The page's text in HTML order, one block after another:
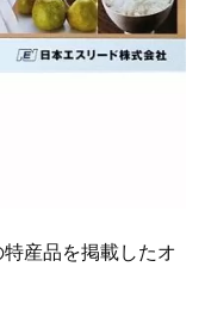
産品を掲載したオ